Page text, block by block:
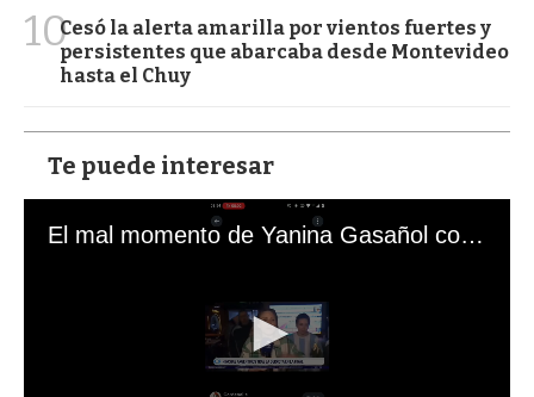
10Cesó la alerta amarilla por vientos fuertes y
persistentes que abarcaba desde Montevideo
hasta el Chuy
Te puede interesar
El mal momento de Yanina Gasañol con un hincha argentino en "Subrayado"